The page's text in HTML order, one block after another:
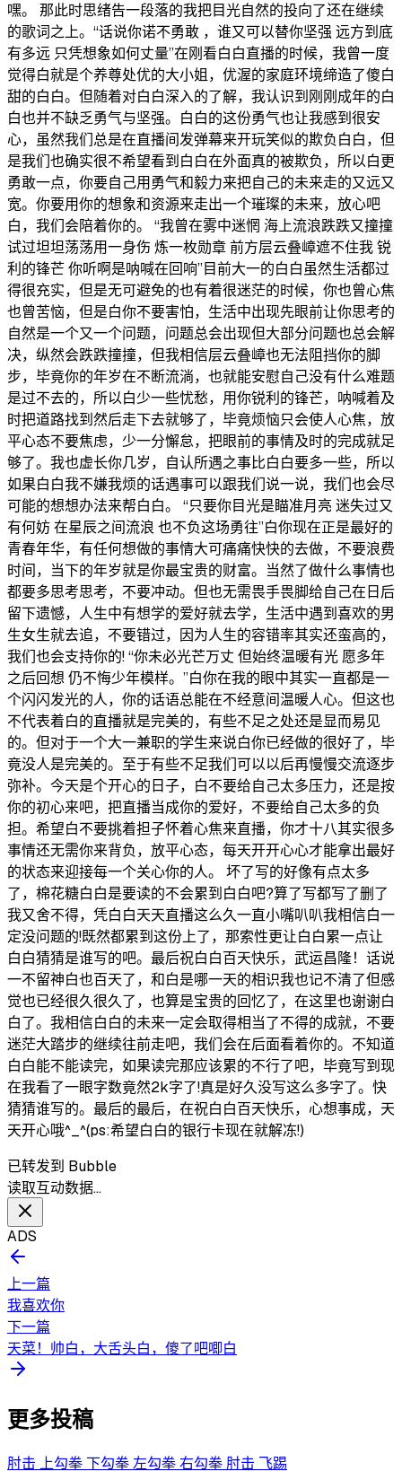
嘿。 那此时思绪告一段落的我把目光自然的投向了还在继续
的歌词之上。“话说你诺不勇敢 ，谁又可以替你坚强 远方到底
有多远 只凭想象如何丈量”在刚看白白直播的时候，我曾一度
觉得白就是个养尊处优的大小姐，优渥的家庭环境缔造了傻白
甜的白白。但随着对白白深入的了解，我认识到刚刚成年的白
白也并不缺乏勇气与坚强。白白的这份勇气也让我感到很安
心，虽然我们总是在直播间发弹幕来开玩笑似的欺负白白，但
是我们也确实很不希望看到白白在外面真的被欺负，所以白更
勇敢一点，你要自己用勇气和毅力来把自己的未来走的又远又
宽。你要用你的想象和资源来走出一个璀璨的未来，放心吧
白，我们会陪着你的。 “我曾在雾中迷惘 海上流浪跌跌又撞撞
试过坦坦荡荡用一身伤 炼一枚勋章 前方层云叠嶂遮不住我 锐
利的锋芒 你听啊是呐喊在回响”目前大一的白白虽然生活都过
得很充实，但是无可避免的也有着很迷茫的时候，你也曾心焦
也曾苦恼，但是白你不要害怕，生活中出现先眼前让你思考的
自然是一个又一个问题，问题总会出现但大部分问题也总会解
决，纵然会跌跌撞撞，但我相信层云叠嶂也无法阻挡你的脚
步，毕竟你的年岁在不断流淌，也就能安慰自己没有什么难题
是过不去的，所以白少一些忧愁，用你锐利的锋芒，呐喊着及
时把道路找到然后走下去就够了，毕竟烦恼只会使人心焦，放
平心态不要焦虑，少一分懈怠，把眼前的事情及时的完成就足
够了。我也虚长你几岁，自认所遇之事比白白要多一些，所以
如果白白我不嫌我烦的话遇事可以跟我们说一说，我们也会尽
可能的想想办法来帮白白。 “只要你目光是瞄准月亮 迷失过又
有何妨 在星辰之间流浪 也不负这场勇往”白你现在正是最好的
青春年华，有任何想做的事情大可痛痛快快的去做，不要浪费
时间，当下的年岁就是你最宝贵的财富。当然了做什么事情也
都要多思考思考，不要冲动。但也无需畏手畏脚给自己在日后
留下遗憾，人生中有想学的爱好就去学，生活中遇到喜欢的男
生女生就去追，不要错过，因为人生的容错率其实还蛮高的，
我们也会支持你的! “你未必光芒万丈 但始终温暖有光 愿多年
之后回想 仍不悔少年模样。”白你在我的眼中其实一直都是一
个闪闪发光的人，你的话语总能在不经意间温暖人心。但这也
不代表着白的直播就是完美的，有些不足之处还是显而易见
的。但对于一个大一兼职的学生来说白你已经做的很好了，毕
竟没人是完美的。至于有些不足我们可以以后再慢慢交流逐步
弥补。今天是个开心的日子，白不要给自己太多压力，还是按
你的初心来吧，把直播当成你的爱好，不要给自己太多的负
担。希望白不要挑着担子怀着心焦来直播，你才十八其实很多
事情还无需你来背负，放平心态，每天开开心心才能拿出最好
的状态来迎接每一个关心你的人。 坏了写的好像有点太多
了，棉花糖白白是要读的不会累到白白吧?算了写都写了删了
我又舍不得，凭白白天天直播这么久一直小嘴叭叭我相信白一
定没问题的!既然都累到这份上了，那索性更让白白累一点让
白白猜猜是谁写的吧。最后祝白白百天快乐，武运昌隆！话说
一不留神白也百天了，和白是哪一天的相识我也记不清了但感
觉也已经很久很久了，也算是宝贵的回忆了，在这里也谢谢白
白了。我相信白白的未来一定会取得相当了不得的成就，不要
迷茫大踏步的继续往前走吧，我们会在后面看着你的。不知道
白白能不能读完，如果读完那应该累的不行了吧，毕竟写到现
在我看了一眼字数竟然2k字了!真是好久没写这么多字了。快
猜猜谁写的。最后的最后，在祝白白百天快乐，心想事成，天
天开心哦^_^(ps:希望白白的银行卡现在就解冻!)
已转发到 Bubble
读取互动数据…
ADS
上一篇
我喜欢你
下一篇
天菜！帅白，大舌头白，傻了吧唧白
更多投稿
肘击 上勾拳 下勾拳 左勾拳 右勾拳 肘击 飞踢